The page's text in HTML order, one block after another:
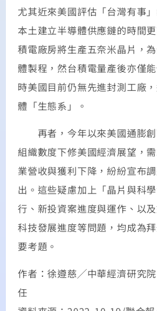
尤其近來美國評估「台灣有事
本土建立半導體供應鏈的時間
積電廠房將生產五奈米晶片，
體製程，然台積電量產後亦僅
時美國目前仍無先進封測工廠
體「生態系」。
再者，今年以來美國通膨創
組織數度下修美國經濟展望，
業營收與獲利下降，紛紛宣布
出。這些疑慮加上「晶片與科
行、新投資案進度與運作、以
科技發展進度等問題，均成為
要考題。
作者：徐遵慈╱中華經濟研究
任